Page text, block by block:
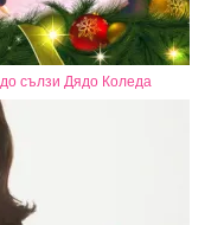
сълзи Дядо Коледа